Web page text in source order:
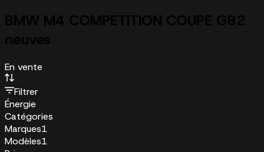
En vente
Filtrer
Énergie
Catégories
Marques1
Modèles1